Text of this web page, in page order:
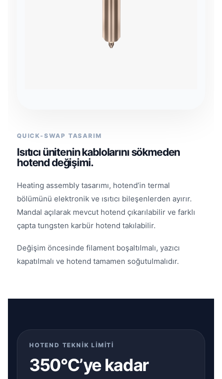
QUICK-SWAP TASARIM
Isıtıcı ünitenin kablolarını sökmeden
hotend değişimi.
Heating assembly tasarımı, hotend’in termal
bölümünü elektronik ve ısıtıcı bileşenlerden ayırır.
Mandal açılarak mevcut hotend çıkarılabilir ve farklı
çapta tungsten karbür hotend takılabilir.
Değişim öncesinde filament boşaltılmalı, yazıcı
kapatılmalı ve hotend tamamen soğutulmalıdır.
HOTEND TEKNİK LİMİTİ
350°C’ye kadar